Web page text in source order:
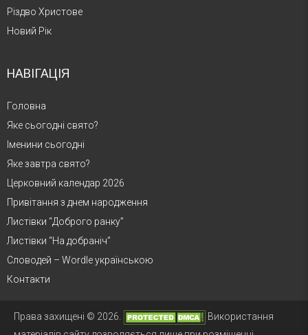
Різдво Христове
Новий Рік
НАВІГАЦІЯ
Головна
Яке сьогодні свято?
Іменини сьогодні
Яке завтра свято?
Церковний календар 2026
Привітання з днем народження
Листівки “Доброго ранку”
Листівки “На добраніч”
Словодей – Wordle українською
Контакти
Права захищені © 2026.
Використання